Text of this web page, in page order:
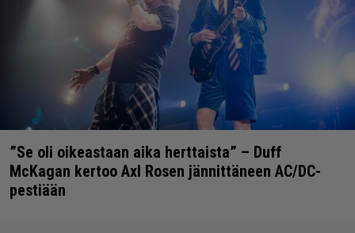
”Se oli oikeastaan aika herttaista” – Duff
McKagan kertoo Axl Rosen jännittäneen AC/DC-
pestiään